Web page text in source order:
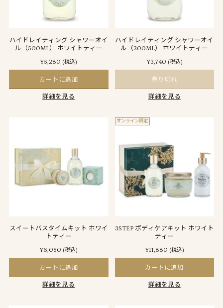
ハイドレイティング シャワーオイ
ル（500ML） ホワイトティー
¥5,280 (税込)
カートに追加
詳細を見る
ハイドレイティング シャワーオイ
ル（300ML） ホワイトティー
¥3,740 (税込)
売り切れ
詳細を見る
スイートバスタイムキット ホワイ
トティー
¥6,050 (税込)
カートに追加
詳細を見る
オンライン限定
3STEP ボディケアキット ホワイト
ティー
¥11,880 (税込)
カートに追加
詳細を見る